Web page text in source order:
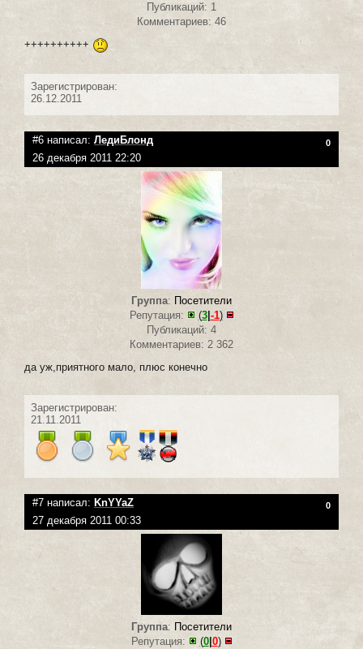
Публикаций: 1
Комментариев: 46
++++++++++
Зарегистрирован:
26.12.2011
#6 написал: ЛедиБлонд 0
26 декабря 2011 22:20
Группа: Посетители
Репутация:
(3| -1)
Публикаций: 4
Комментариев: 2 362
да уж,приятного мало, плюс конечно
Зарегистрирован:
21.11.2011
#7 написал: KnYYaZ 0
27 декабря 2011 00:33
Группа: Посетители
Репутация:
(0| 0)